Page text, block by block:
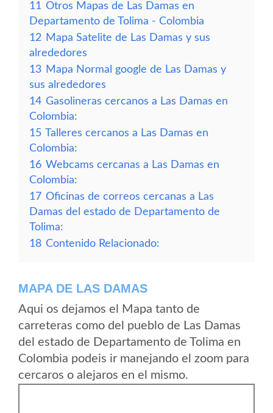
11 Otros Mapas de Las Damas en
Departamento de Tolima - Colombia
12 Mapa Satelite de Las Damas y sus
alrededores
13 Mapa Normal google de Las Damas y
sus alrededores
14 Gasolineras cercanos a Las Damas en
Colombia:
15 Talleres cercanos a Las Damas en
Colombia:
16 Webcams cercanas a Las Damas en
Colombia:
17 Oficinas de correos cercanas a Las
Damas del estado de Departamento de
Tolima:
18 Contenido Relacionado:
MAPA DE LAS DAMAS
Aqui os dejamos el Mapa tanto de
carreteras como del pueblo de Las Damas
del estado de Departamento de Tolima en
Colombia podeis ir manejando el zoom para
cercaros o alejaros en el mismo.